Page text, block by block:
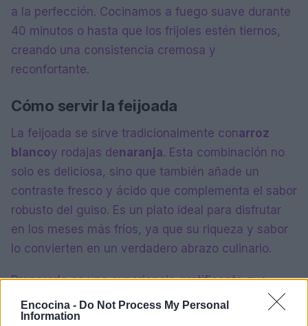
Encocina - Do Not Process My Personal
Information
a la perfección. Cocinamos a fuego suave durante
40 minutos o hasta que los frijoles estén tiernos,
creando una consistencia cremosa y
reconfortante.
Cómo servir la feijoada
La feijoada se sirve tradicionalmente conarroz
blancoy rodajas denaranja. Esta combinación no
solo es deliciosa, sino que también añade un
contraste fresco y ácido que complementa el sabor
robusto del guiso. Es un plato ideal para disfrutar
en los meses más fríos, ya que su riqueza y sabor
lo convierten en un verdadero abrazo culinario.
Prepararla es una experiencia gratificante que
invita a explorar la historia y las tradiciones de
Brasil en cada bocado.